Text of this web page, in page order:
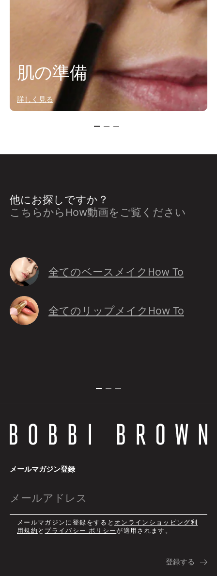
肌の準備
詳しく見る
他にお探しですか？
こちらからHow動画をご覧ください
全てのベースメイクHow To
全てのリップメイクHow To
メールマガジン登録
メールマガジンに登録をすると オンラインショッピング利
用規約 と プライバシー ポリシーが適用されます。